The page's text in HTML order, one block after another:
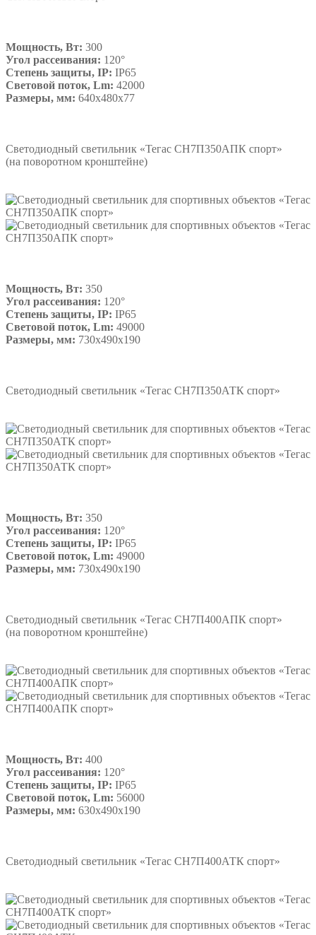
Мощность, Вт: 300
Угол рассеивания: 120°
Степень защиты, IP: IP65
Световой поток, Lm: 42000
Размеры, мм: 640х480х77
Светодиодный светильник «Тегас СН7П350АПК спорт»
(на поворотном кронштейне)
Мощность, Вт: 350
Угол рассеивания: 120°
Степень защиты, IP: IP65
Световой поток, Lm: 49000
Размеры, мм: 730х490х190
Светодиодный светильник «Тегас СН7П350АТК спорт»
Мощность, Вт: 350
Угол рассеивания: 120°
Степень защиты, IP: IP65
Световой поток, Lm: 49000
Размеры, мм: 730х490х190
Светодиодный светильник «Тегас СН7П400АПК спорт»
(на поворотном кронштейне)
Мощность, Вт: 400
Угол рассеивания: 120°
Степень защиты, IP: IP65
Световой поток, Lm: 56000
Размеры, мм: 630х490х190
Светодиодный светильник «Тегас СН7П400АТК спорт»